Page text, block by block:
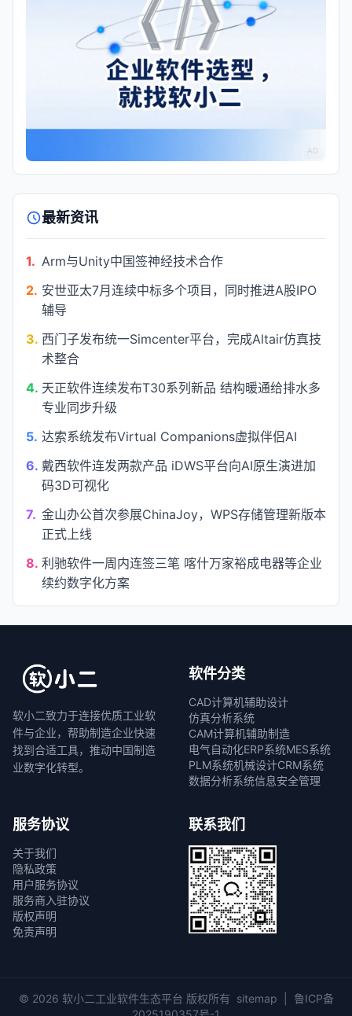
AD
最新资讯
1. Arm与Unity中国签神经技术合作
2. 安世亚太7月连续中标多个项目，同时推进A股IPO
辅导
3. 西门子发布统一Simcenter平台，完成Altair仿真技
术整合
4. 天正软件连续发布T30系列新品 结构暖通给排水多
专业同步升级
5. 达索系统发布Virtual Companions虚拟伴侣AI
6. 戴西软件连发两款产品 iDWS平台向AI原生演进加
码3D可视化
7. 金山办公首次参展ChinaJoy，WPS存储管理新版本
正式上线
8. 利驰软件一周内连签三笔 喀什万家裕成电器等企业
续约数字化方案
软小二致力于连接优质工业软
件与企业，帮助制造企业快速
找到合适工具，推动中国制造
业数字化转型。
软件分类
CAD计算机辅助设计
仿真分析系统
CAM计算机辅助制造
电气自动化ERP系统MES系统
PLM系统机械设计CRM系统
数据分析系统信息安全管理
服务协议
关于我们
隐私政策
用户服务协议
服务商入驻协议
版权声明
免责声明
联系我们
© 2026 软小二工业软件生态平台 版权所有 sitemap
鲁ICP备